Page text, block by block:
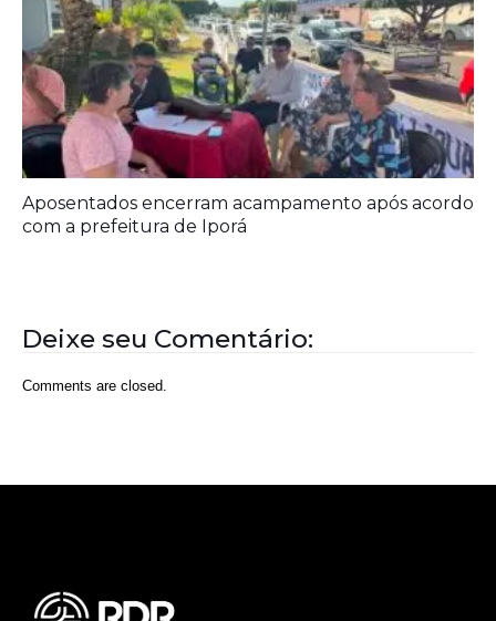
Aposentados encerram acampamento após acordo
com a prefeitura de Iporá
Deixe seu Comentário:
Comments are closed.